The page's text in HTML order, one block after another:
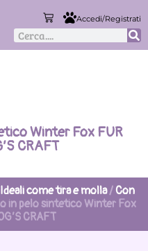
Accedi/Registrati
Winter Fox FUR
CRAFT
Ideali come tira e molla/ Con
in pelo sintetico Winter Fox
CRAFT